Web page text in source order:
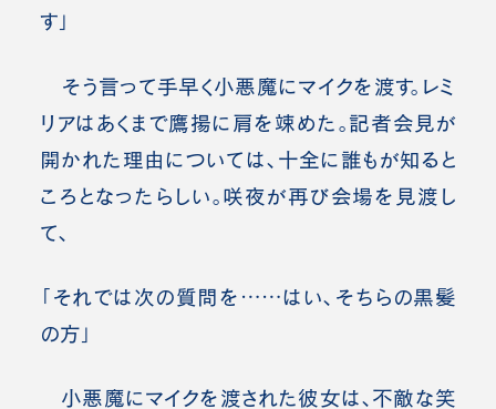
す」
そう言って手早く小悪魔にマイクを渡す。レミ
リアはあくまで鷹揚に肩を竦めた。記者会見が
開かれた理由については、十全に誰もが知ると
ころとなったらしい。咲夜が再び会場を見渡し
て、
「それでは次の質問を……はい、そちらの黒髪
の方」
小悪魔にマイクを渡された彼女は、不敵な笑